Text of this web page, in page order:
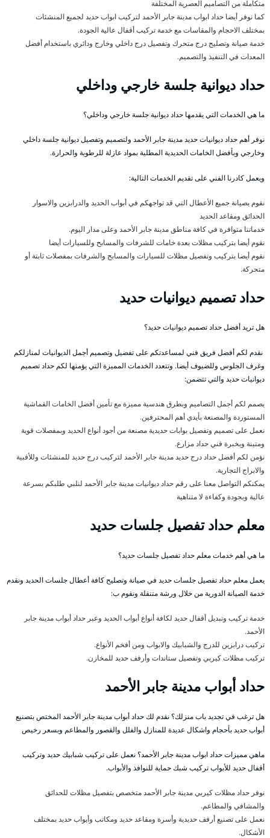
متكاملة من التصاميم العصرية المختلفة
كما نوفر أيضا حداد ابواب مدينة جابر الأحمد لتركيب ابواب حديد لجميع المنشئات
بمختلف الاحجام والمقاسات مع خدمة تركيب أقفال عالية الجودة.
خدمة صيانة وتصليح درج متحرك وتفصيل درج داخلي وخارج ودائري باستخدام أفضل
المعدات في التنفيذ والتصميم.
حداد ديوانية جلسة خارجي وداخلي
ما هي الخدمات التي يقدمها حداد ديوانية جلسة خارجي وداخلي؟
نوفر أهم حداد ديوانيات حديد مدينة جابر الأحمد ولتصميم وتفصيل ديوانية جلسة داخلي
وخارجي وبأفضل الخامات الحديدية المطلية بمواد عازلة للرطوبة والحرارة.
ويعمل كادرنا الفني على تقديم الخدمات التالية:
نقوم بصيانة جميع الأعطال التي قد تواجهكم في أبواب الحديد والدرابزين والاسوار
الحدائق ومقاعد الحديد
خدماتنا متوافرة في كافة مناطق مدينة جابر الأحمد وعلى مدار اليوم.
نقوم أيضا بتركيب مظلات بعدة خامات للشرفات والمسابح وللسيارات أيضا
نقوم أيضا بتركيب وتفصيل مظلات للسيارات والمسابح والشرفات بمفصلات ثابتة أو
متحركة.
حداد تصميم ديوانيات حديد
هل تريد أفضل حداد تصميم ديوانيات حديد؟
نقدم لكم أفضل فريق فني لمساعدتكم على تفضيل وتصميم أجمل الديوانيات لمنازلكم
وغرف الجلوس وللضيوف أيضا. وتتعدد الخدمات المميزة التي يؤمنها لكم حداد تصميم
ديوانيات حديد والتي تتضمن:
يصمم لكم أجمل التصاميم وبطرق هندسية مميزة مع تأمين أفضل الخامات القماشية
المستوردة والمصنعة بأيدي أهم المحترفين.
نعمل على تصميم وتفصيل بوابات حديدية مصنعة من أجود أنواع الحديد وبمفصلات قوية
ومتينة وبخبرة فني حداد مزارع.
نؤمن لكم أفضل حداد درج حديد مدينة جابر الأحمد لتركيب درج حديد للمنشئات وللأقبية
والابراج التجارية.
يمكنكم التواصل معنا على رقم حداد ديوانيات مدينة جابر الأحمد لنلبي طلبكم بسرعة
عالية وبجودة وكفاءة لا متناهية
معلم حداد تفصيل جلسات حديد
ما هي أهم خدمات معلم حداد تفصيل جلسات حديد؟
يعمل معلم حداد تفصيل جلسات حديد في صيانة وتصليح كافة أعطال جلسات الحديد ونقدم
خدمة الصيانة الدورية من خلال ورشة متنقلة ونقوم ب:
خدمة تركيب وتبديل أقفال حديد لكافة أنواع أبواب الحديد وعبر حداد أبواب مدينة جابر
الأحمد.
تركيب درابزين للدرج والشبابيك والابواب ومن أفخم الأنواع.
تركيب مظلات كيربي وتفصيل ستاندات وأرفف حديد للمخازن.
حداد أبواب مدينة جابر الأحمد
هل ترغب في تجديد باب منزلك؟ نقدم لك حداد أبواب مدينة جابر الأحمد المختص بتصنيع
أبواب حديد بأحجام واشكال عديدة للمنازل والفلل والقصور والمطاعم وبسعر رخيص
ماهي مميزات حداد ابواب مدينة جابر الأحمد؟ نعمل على تركيب شبابيك حديد وتركيب
أقفال حديد للأبواب تركيب شبك حماية للنوافذ والأبواب.
نوفر حداد مظلات كيربي مدينة جابر الأحمد متخصص بتفصيل مظلات للحدائق
والمشافي والمطاعم.
نعمل على تصنيع أرفف حديدية وأسرة ومقاعد حديد ومكاتب وأبواب حديد بمختلف
الأشكال.